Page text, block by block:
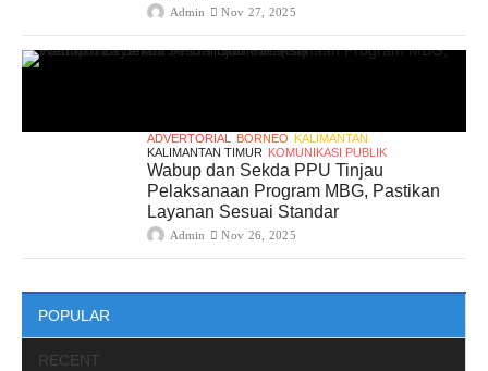
Admin Nov 27, 2025
ADVERTORIAL BORNEO
KALIMANTAN
KALIMANTAN TIMUR
KOMUNIKASI PUBLIK
Wabup dan Sekda PPU Tinjau
Pelaksanaan Program MBG, Pastikan
Layanan Sesuai Standar
Admin Nov 26, 2025
POPULAR
RECENT